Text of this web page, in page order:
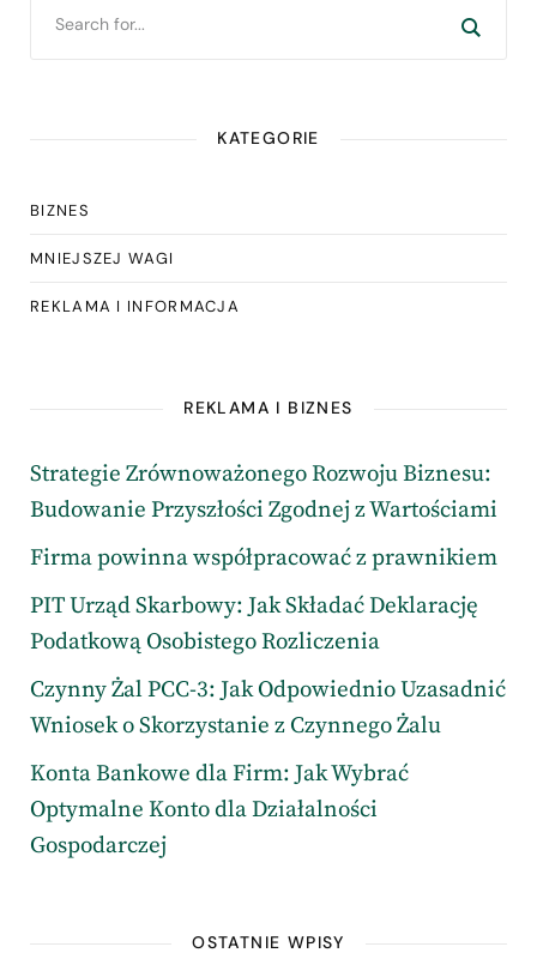
KATEGORIE
BIZNES
MNIEJSZEJ WAGI
REKLAMA I INFORMACJA
REKLAMA I BIZNES
Strategie Zrównoważonego Rozwoju Biznesu:
Budowanie Przyszłości Zgodnej z Wartościami
Firma powinna współpracować z prawnikiem
PIT Urząd Skarbowy: Jak Składać Deklarację
Podatkową Osobistego Rozliczenia
Czynny Żal PCC-3: Jak Odpowiednio Uzasadnić
Wniosek o Skorzystanie z Czynnego Żalu
Konta Bankowe dla Firm: Jak Wybrać
Optymalne Konto dla Działalności
Gospodarczej
OSTATNIE WPISY